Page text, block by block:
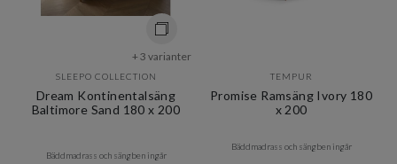
+ 3 varianter
SLEEPO COLLECTION
Dream Kontinentalsäng
Baltimore Sand 180 x 200
Bäddmadrass och sängben ingår
TEMPUR
Promise Ramsäng Ivory 180
x 200
Bäddmadrass och sängben ingår